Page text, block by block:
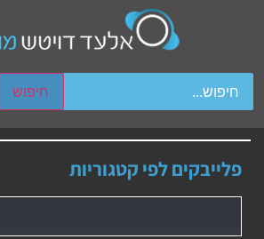
חיפושby touch or with swipe gestures.
פלייבקים לפי קטגוריות